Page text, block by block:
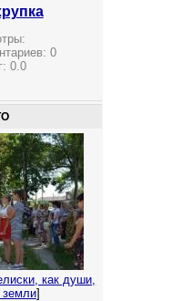
0
0.0
как души,
земли]